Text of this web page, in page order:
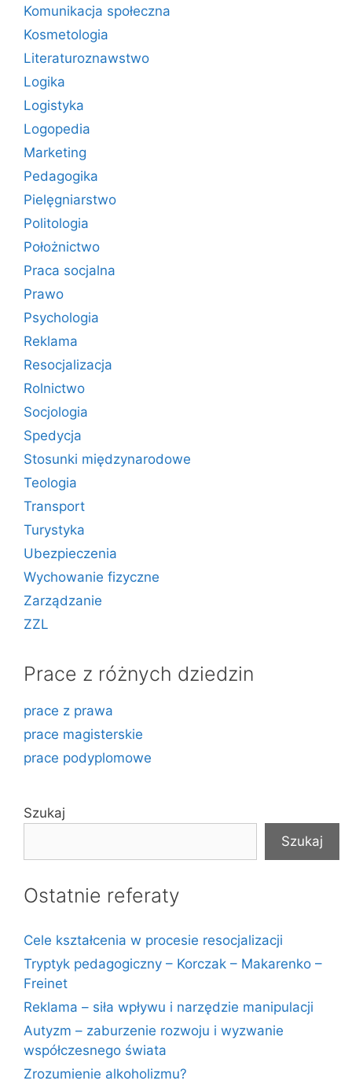
Komunikacja społeczna
Kosmetologia
Literaturoznawstwo
Logika
Logistyka
Logopedia
Marketing
Pedagogika
Pielęgniarstwo
Politologia
Położnictwo
Praca socjalna
Prawo
Psychologia
Reklama
Resocjalizacja
Rolnictwo
Socjologia
Spedycja
Stosunki międzynarodowe
Teologia
Transport
Turystyka
Ubezpieczenia
Wychowanie fizyczne
Zarządzanie
ZZL
Prace z różnych dziedzin
prace z prawa
prace magisterskie
prace podyplomowe
Szukaj
Szukaj
Ostatnie referaty
Cele kształcenia w procesie resocjalizacji
Tryptyk pedagogiczny – Korczak – Makarenko –
Freinet
Reklama – siła wpływu i narzędzie manipulacji
Autyzm – zaburzenie rozwoju i wyzwanie
współczesnego świata
Zrozumienie alkoholizmu?